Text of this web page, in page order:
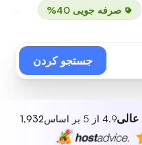
صرفه جویی 40%
جستجو کردن
عالی4.9 از 5 بر اساس
1,932